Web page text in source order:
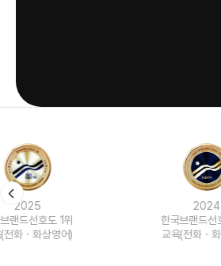
한국브랜드선호도 1위
교육(전화ㆍ화상영어)